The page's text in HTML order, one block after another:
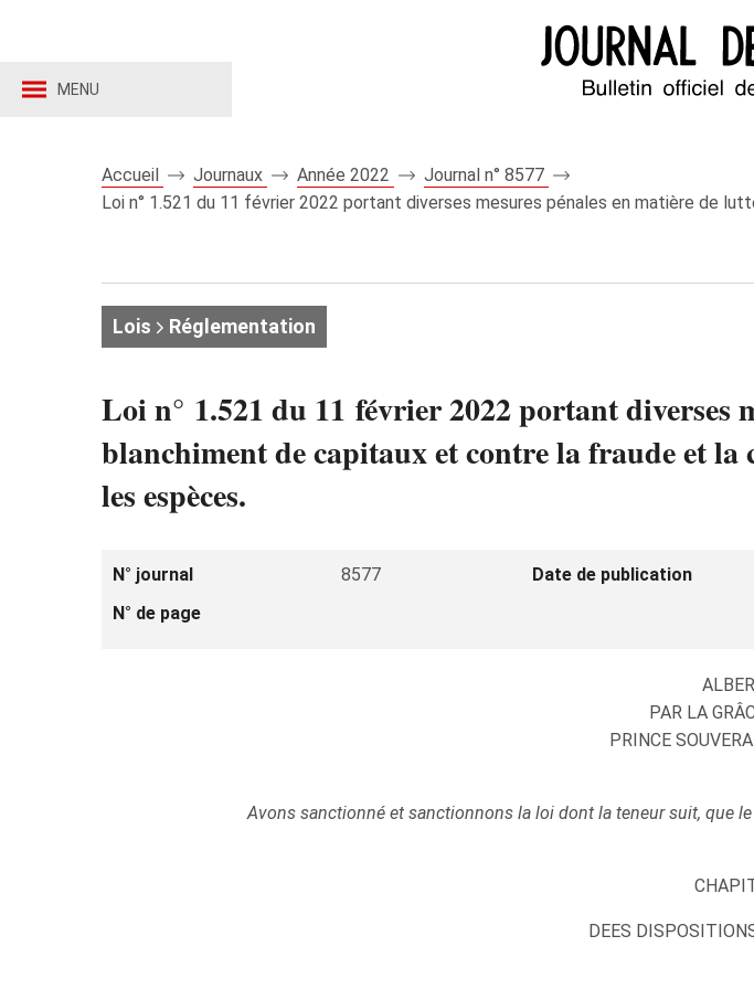
MENU
Accueil Journaux Année 2022
Journal n° 8577
Loi n° 1.521 du 11 février 2022 portant diverses mesures pénales en matière de
Lois Réglementation
Loi n° 1.521 du 11 février 2022 portant diverses
blanchiment de capitaux et contre la fraude et la
les espèces.
N° journal 8577 Date de publication
N° de page
PAR LA
PRINCE
Avons sanctionné et sanctionnons la loi dont la teneur suit, que
DEES